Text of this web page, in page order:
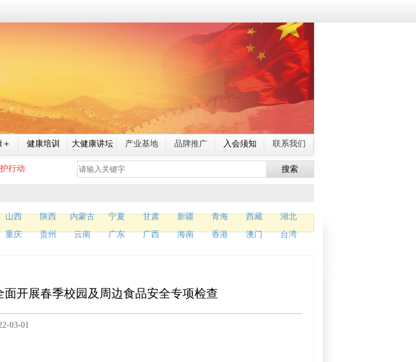
健康培训 大健康讲坛 产业基地 品牌推广 入会须知 联系我们
行动 搜索
山西 陕西 内蒙古 宁夏 甘肃 新疆 青海 西藏
湖北
重庆 贵州 云南 广东 广西 海南 香港 澳门
台湾
面开展春季校园及周边食品安全专项检查
03-01